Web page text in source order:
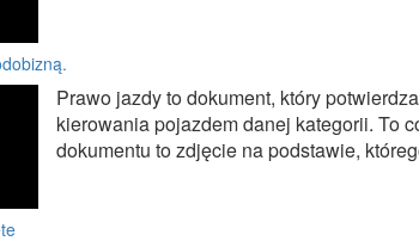
Prawo jazdy to dokument, który
kierowania pojazdem danej kategorii. To
dokumentu to zdjęcie na podstawie,